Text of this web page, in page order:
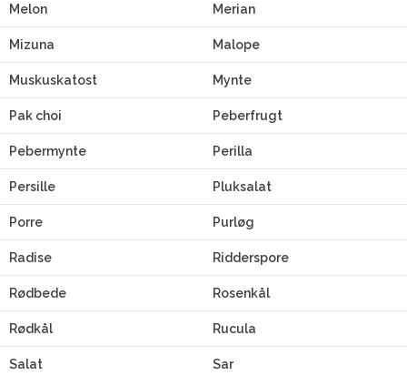
Melon Merian
Mizuna Malope
Muskuskatost Mynte
Pak choi Peberfrugt
Pebermynte Perilla
Persille Pluksalat
Porre Purløg
Radise Ridderspore
Rødbede Rosenkål
Rødkål Rucula
Salat Sar